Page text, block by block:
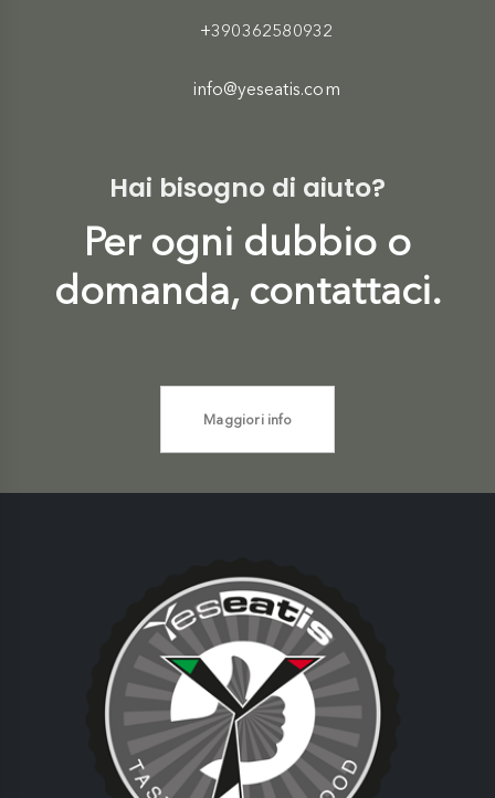
+390362580932
info@yeseatis.com
Hai bisogno di aiuto?
Per ogni dubbio o
domanda, contattaci.
Maggiori info